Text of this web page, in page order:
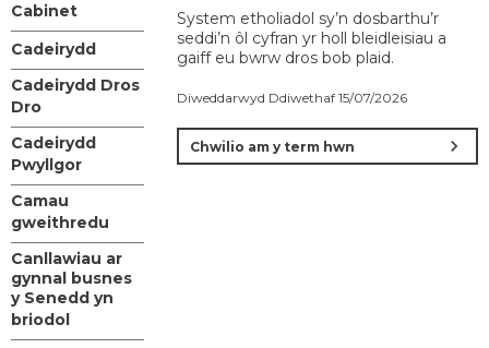
Cabinet
Cadeirydd
Cadeirydd Dros
Dro
Cadeirydd
Pwyllgor
Camau
gweithredu
Canllawiau ar
gynnal busnes
y Senedd yn
briodol
System etholiadol sy’n dosbarthu’r
seddi’n ôl cyfran yr holl bleidleisiau a
gaiff eu bwrw dros bob plaid.
Diweddarwyd Ddiwethaf 15/07/2026
Chwilio am y term hwn chevron_right